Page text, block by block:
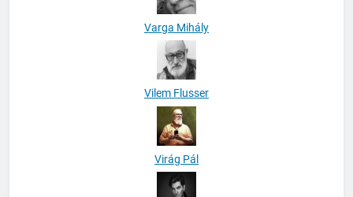
Varga Mihály
Vilem Flusser
Virág Pál